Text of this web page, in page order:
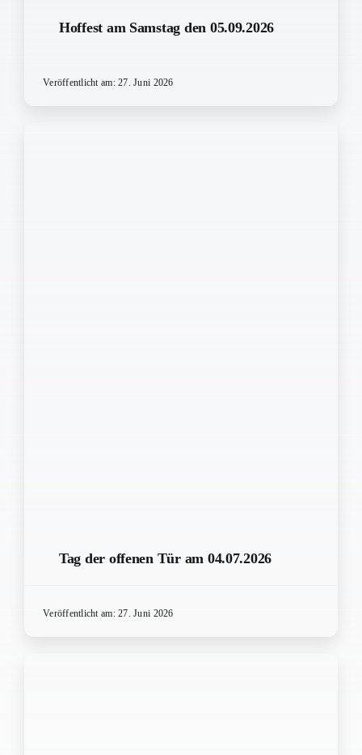
Hoffest am Samstag den 05.09.2026
Veröffentlicht am: 27. Juni 2026
Tag der offenen Tür am 04.07.2026
Veröffentlicht am: 27. Juni 2026